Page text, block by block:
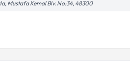
Mustafa Kemal Blv. No:34, 48300